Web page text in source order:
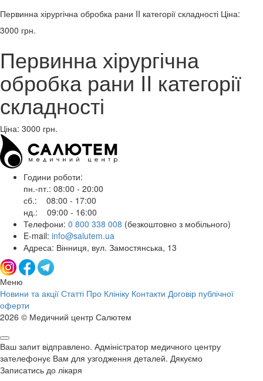
Первинна хірургічна обробка рани II категорії складності Ціна:
3000 грн.
Первинна хірургічна
обробка рани II категорії
складності
Ціна: 3000 грн.
Години роботи:
пн.-пт.: 08:00 - 20:00
сб.: 08:00 - 17:00
нд.: 09:00 - 16:00
Телефони: 0 800 338 008 (безкоштовно з мобільного)
E-mail: info@salutem.ua
Адреса: Вінниця, вул. Замостянська, 13
Меню
Новини та акції Статті Про Клініку Контакти Договір публічної
оферти
2026 © Медичний центр Салютем
Ваш запит відправлено. Адміністратор медичного центру
зателефонує Вам для узгодження деталей. Дякуємо
Записатись до лікаря